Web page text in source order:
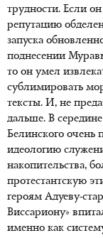
трудности. Если
репутацию
запуска
поднесении
то он умел
сублимировать
тексты. И, не
дальше. В
Белинского очень
идеологию
накопительства,
протестантскую
героям Адуеву-
Виссариону»
именно как